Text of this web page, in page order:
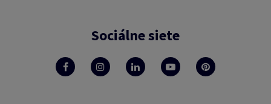
Sociálne siete